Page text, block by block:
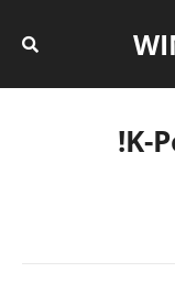
مقابلة نامجون مع K-Pop ON!